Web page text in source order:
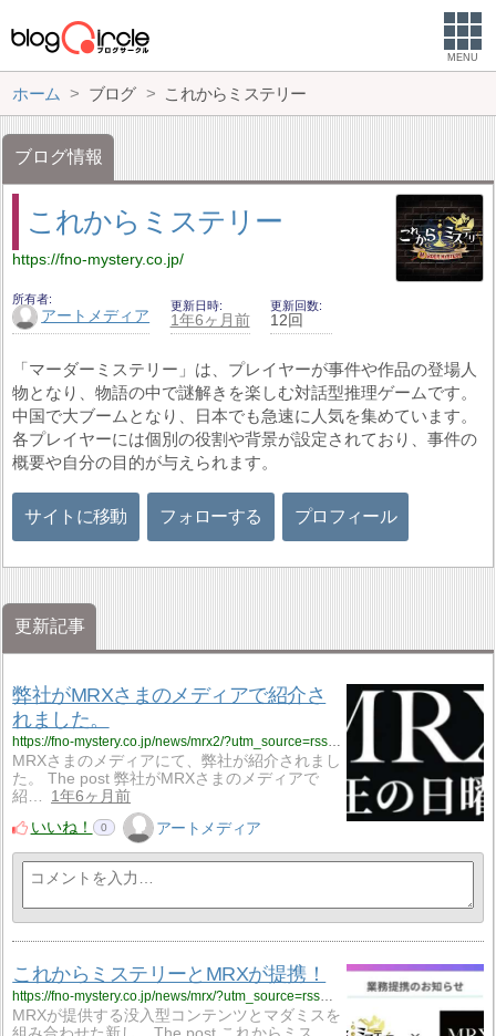
MENU
ホーム ブログ これからミステリー
ブログ情報
これからミステリー
https://fno-mystery.co.jp/
所有者
アートメディア
更新日時
1年6ヶ月前
更新回数
12回
「マーダーミステリー」は、プレイヤーが事件や作品の登場人
物となり、物語の中で謎解きを楽しむ対話型推理ゲームです。
中国で大ブームとなり、日本でも急速に人気を集めています。
各プレイヤーには個別の役割や背景が設定されており、事件の
概要や自分の目的が与えられます。
サイトに移動 フォローする プロフィール
更新記事
弊社がMRXさまのメディアで紹介さ
れました。
https://fno-mystery.co.jp/news/mrx2/?utm_source=rss&utm_medium=rss&utm_campaign=mrx2
MRXさまのメディアにて、弊社が紹介されまし
た。 The post 弊社がMRXさまのメディアで
紹…
1年6ヶ月前
いいね！
0 アートメディア
これからミステリーとMRXが提携！
https://fno-mystery.co.jp/news/mrx/?utm_source=rss&utm_medium=rss&utm_campaign=mrx
MRXが提供する没入型コンテンツとマダミスを